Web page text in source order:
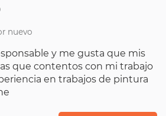
nuevo
y me gusta que mis
que contentos con mi trabajo
en trabajos de pintura